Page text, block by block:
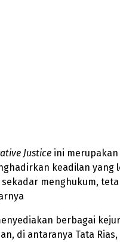
Justice ini
keadilan yang
menghukum,
berbagai
di antaranya Tata Rias,